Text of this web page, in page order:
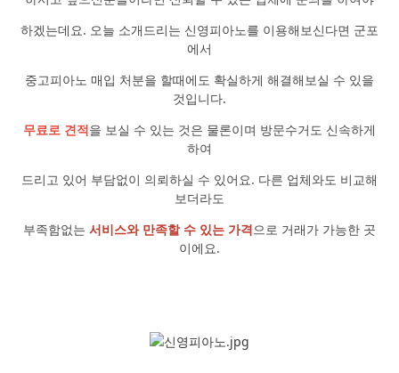
하겠는데요. 오늘 소개드리는 신영피아노를 이용해보신다면 군포
에서
중고피아노 매입 처분을 할때에도 확실하게 해결해보실 수 있을
것입니다.
무료로 견적을 보실 수 있는 것은 물론이며 방문수거도 신속하게
하여
드리고 있어 부담없이 의뢰하실 수 있어요. 다른 업체와도 비교해
보더라도
부족함없는 서비스와 만족할 수 있는 가격으로 거래가 가능한 곳
이에요.